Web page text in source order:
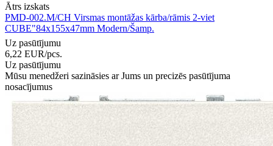
Ātrs izskats
PMD-002.M/CH Virsmas montāžas kārba/rāmis 2-viet
CUBE"84x155x47mm Modern/Šamp.
Uz pasūtījumu
6,22 EUR/pcs.
Uz pasūtījumu
Mūsu menedžeri sazināsies ar Jums un precizēs pasūtījuma
nosacījumus